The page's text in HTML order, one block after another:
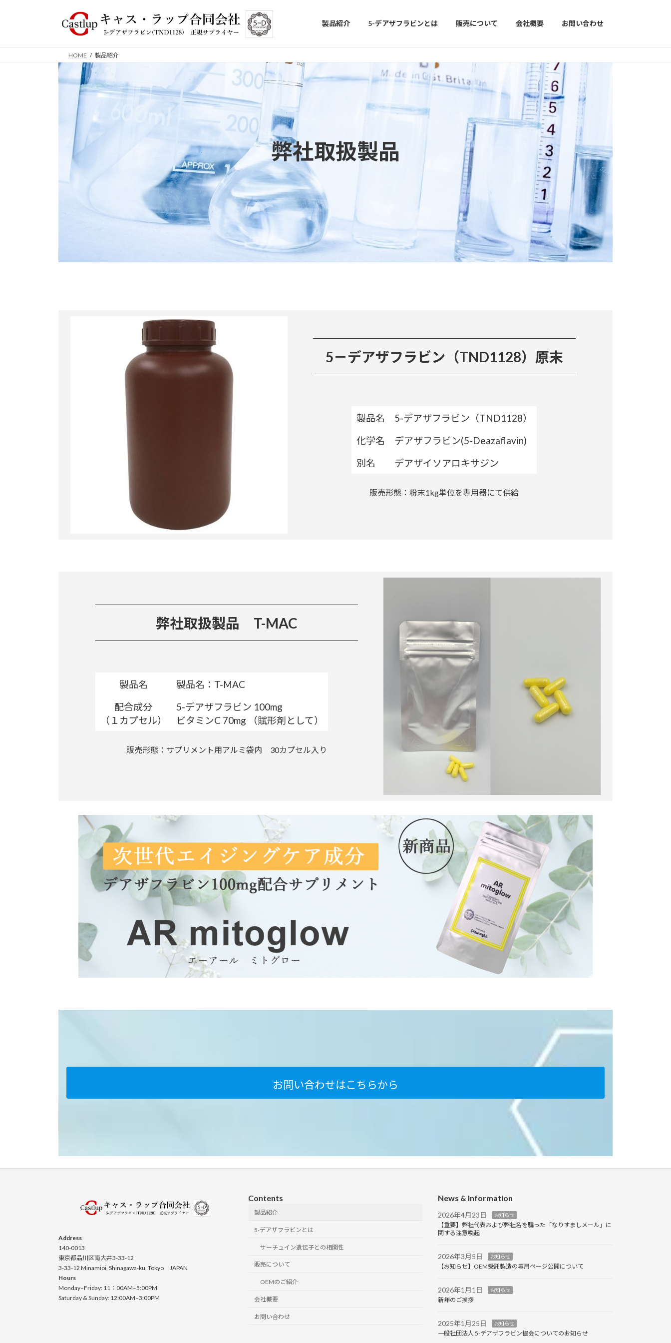
製品紹介 5-デアザフラビンとは 販売について 会社概要 お問い合わせ
HOME 製品紹介
弊社取扱製品
5－デアザフラビン（TND1128）原末
製品名
5-デアザフラビン（TND1128）
化学名
デアザフラビン(5-Deazaflavin)
別名
デアザイソアロキサジン
販売形態：粉末1kg単位を専用器にて供給
弊社取扱製品 T-MAC
製品名
製品名：T-MAC
配合成分
（１カプセル）
5-デアザフラビン 100mg
ビタミンC 70mg （賦形剤として）
販売形態：サプリメント用アルミ袋内 30カプセル入り
お問い合わせはこちらから
Address
140-0013
東京都品川区南大井3-33-12
3-33-12 Minamioi, Shinagawa-ku, Tokyo JAPAN
Hours
Monday–Friday: 11：00AM–5:00PM
Saturday & Sunday: 12:00AM–3:00PM
Contents
製品紹介
5-デアザフラビンとは
サーチュイン遺伝子との相関性
販売について
OEMのご紹介
会社概要
お問い合わせ
News & Information
2026年4月23日 お知らせ
【重要】弊社代表および弊社名を騙った「なりすましメール」に
関する注意喚起
2026年3月5日 お知らせ
【お知らせ】OEM受託製造の専用ページ公開について
2026年1月1日 お知らせ
新年のご挨拶
2025年1月25日 お知らせ
一般社団法人 5-デアザフラビン協会についてのお知らせ